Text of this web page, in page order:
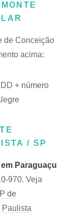
de Conceição
acima:
+ número
/ SP
Paraguaçu
970. Veja
de
Paulista